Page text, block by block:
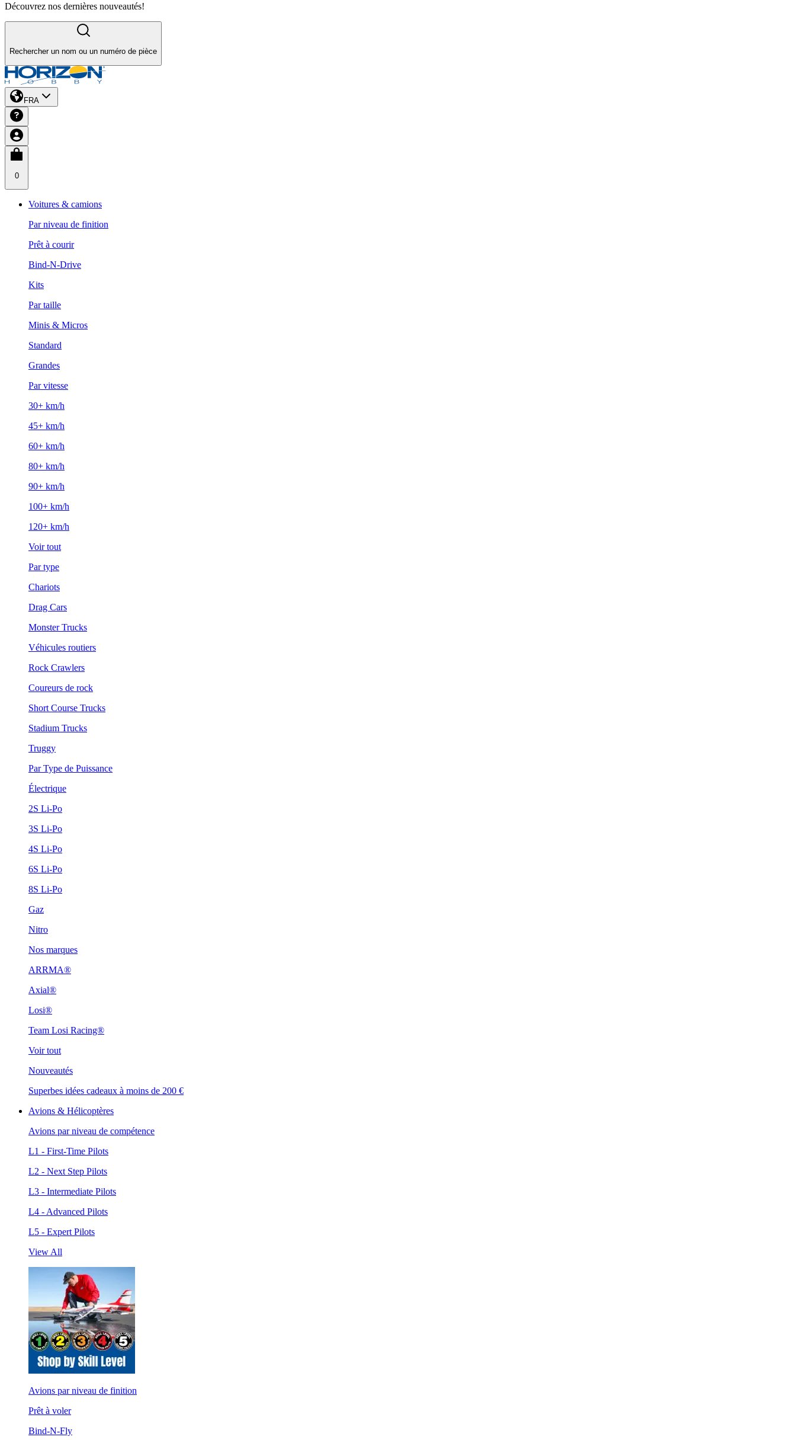
Découvrez nos dernières nouveautés!
Rechercher un nom ou un numéro de pièce
FRA
0
Voitures & camions
Par niveau de finition
Prêt à courir
Bind-N-Drive
Kits
Par taille
Minis & Micros
Standard
Grandes
Par vitesse
30+ km/h
45+ km/h
60+ km/h
80+ km/h
90+ km/h
100+ km/h
120+ km/h
Voir tout
Par type
Chariots
Drag Cars
Monster Trucks
Véhicules routiers
Rock Crawlers
Coureurs de rock
Short Course Trucks
Stadium Trucks
Truggy
Par Type de Puissance
Électrique
2S Li-Po
3S Li-Po
4S Li-Po
6S Li-Po
8S Li-Po
Gaz
Nitro
Nos marques
ARRMA®
Axial®
Losi®
Team Losi Racing®
Voir tout
Nouveautés
Superbes idées cadeaux à moins de 200 €
Avions & Hélicoptères
Avions par niveau de compétence
L1 - First-Time Pilots
L2 - Next Step Pilots
L3 - Intermediate Pilots
L4 - Advanced Pilots
L5 - Expert Pilots
View All
Avions par niveau de finition
Prêt à voler
Bind-N-Fly